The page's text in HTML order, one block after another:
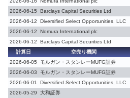
2026-06-15
Barclays Capital Securities Ltd
2026-06-12
Diversified Select Opportunities, LLC
2026-06-12
Nomura International plc
2026-06-12
Barclays Capital Securities Ltd
計算日
空売り機関
2026-06-05
モルガン・スタンレーMUFG証券
2026-06-03
モルガン・スタンレーMUFG証券
2026-06-01
Diversified Select Opportunities, LLC
2026-05-29
大和証券